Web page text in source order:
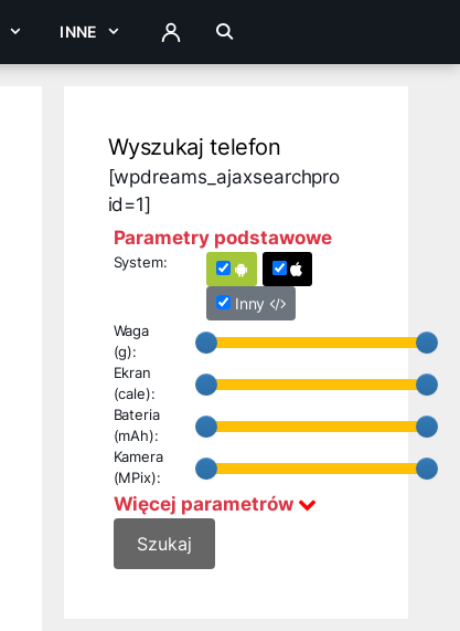
INNE ZALOGUJ
Wyszukaj telefon
[wpdreams_ajaxsearchpro
id=1]
Parametry podstawowe
System:
Inny
Waga
(g):
Ekran
(cale):
Bateria
(mAh):
Kamera
(MPix):
Więcej parametrów